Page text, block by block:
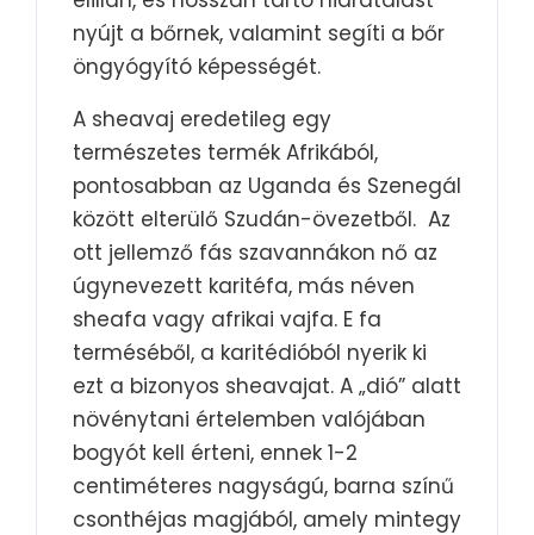
nyújt a bőrnek, valamint segíti a bőr
öngyógyító képességét.
A sheavaj eredetileg egy
természetes termék Afrikából,
pontosabban az Uganda és Szenegál
között elterülő Szudán-övezetből. Az
ott jellemző fás szavannákon nő az
úgynevezett karitéfa, más néven
sheafa vagy afrikai vajfa. E fa
terméséből, a karitédióból nyerik ki
ezt a bizonyos sheavajat. A „dió” alatt
növénytani értelemben valójában
bogyót kell érteni, ennek 1-2
centiméteres nagyságú, barna színű
csonthéjas magjából, amely mintegy